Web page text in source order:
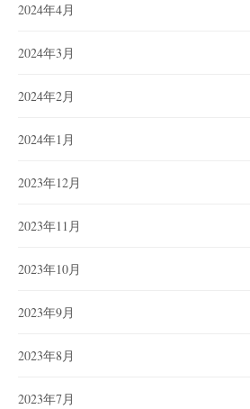
2024年4月
2024年3月
2024年2月
2024年1月
2023年12月
2023年11月
2023年10月
2023年9月
2023年8月
2023年7月